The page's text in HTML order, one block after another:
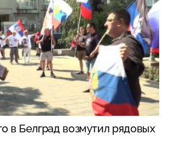
в Белград возмутил рядовых